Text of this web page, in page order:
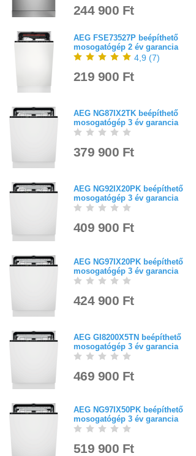
244 900 Ft
AEG FSE73527P beépíthető
mosogatógép 2 év garancia
4,9 (7)
219 900 Ft
AEG NG87IX2TK beépíthető
mosogatógép 3 év garancia
379 900 Ft
AEG NG92IX20PK beépíthető
mosogatógép 3 év garancia
409 900 Ft
AEG NG97IX20PK beépíthető
mosogatógép 3 év garancia
424 900 Ft
AEG GI8200X5TN beépíthető
mosogatógép 3 év garancia
469 900 Ft
AEG NG97IX50PK beépíthető
mosogatógép 3 év garancia
519 900 Ft